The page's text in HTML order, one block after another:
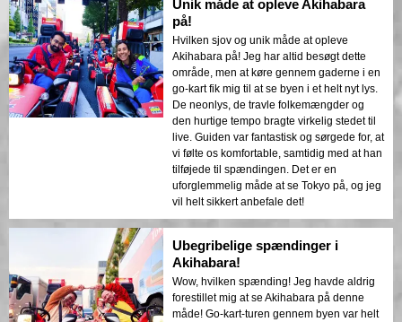
Unik måde at opleve Akihabara
på!
Hvilken sjov og unik måde at opleve
Akihabara på! Jeg har altid besøgt dette
område, men at køre gennem gaderne i en
go-kart fik mig til at se byen i et helt nyt lys.
De neonlys, de travle folkemængder og
den hurtige tempo bragte virkelig stedet til
live. Guiden var fantastisk og sørgede for, at
vi følte os komfortable, samtidig med at han
tilføjede til spændingen. Det er en
uforglemmelig måde at se Tokyo på, og jeg
vil helt sikkert anbefale det!
Ubegribelige spændinger i
Akihabara!
Wow, hvilken spænding! Jeg havde aldrig
forestillet mig at se Akihabara på denne
måde! Go-kart-turen gennem byen var helt